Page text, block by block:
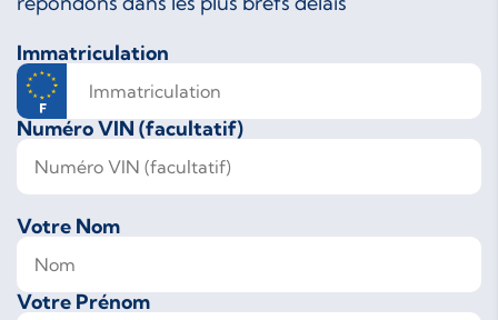
Immatriculation
Numéro VIN (facultatif)
Votre Nom
Votre Prénom